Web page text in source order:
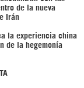
de la nueva
Irán
la experiencia china
de la hegemonía